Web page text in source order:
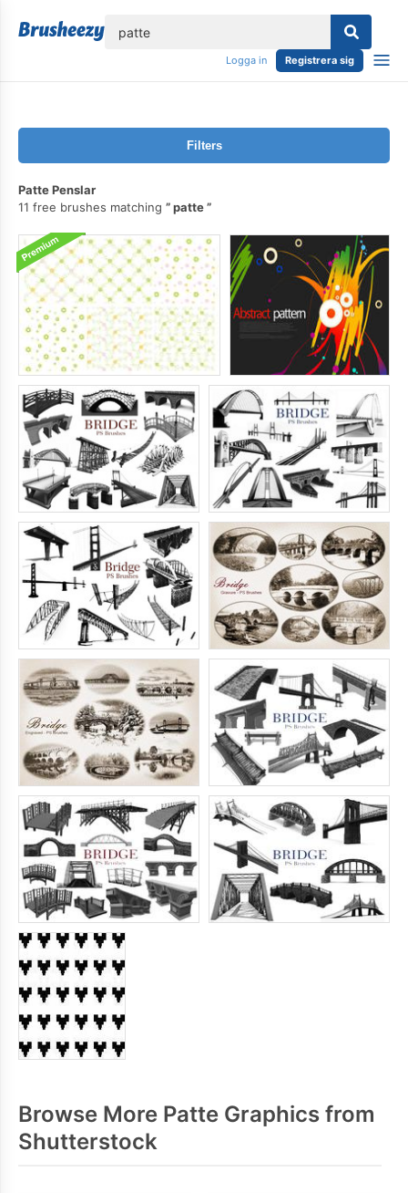
Logga in Registrera sig
Filters
Patte Penslar
11 free brushes matching
patte
Browse More Patte Graphics from
Shutterstock